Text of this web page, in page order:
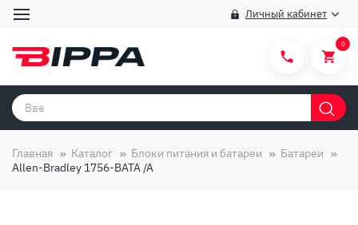
Личный кабинет
Категории товаров
Способы покупки
0
Главная Каталог Блоки питания и батареи
Батареи
Allen-Bradley 1756-BATA /A